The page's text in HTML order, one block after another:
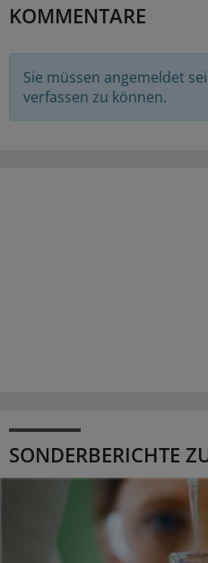
KOMMENTARE
Sie müssen angemeldet
verfassen zu können.
SONDERBERICHTE